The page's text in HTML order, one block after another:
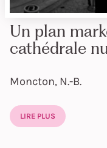
Un plan
cathédrale
Moncton, N.-B.
LIRE PLUS